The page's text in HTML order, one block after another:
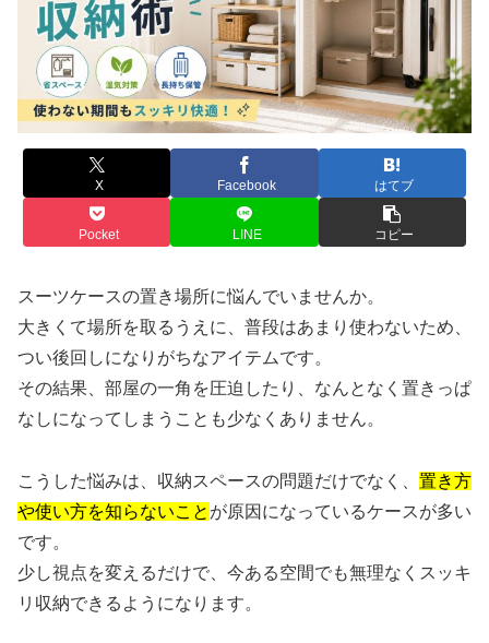
X Facebook はてブ
Pocket LINE コピー
スーツケースの置き場所に悩んでいませんか。
大きくて場所を取るうえに、普段はあまり使わないため、
つい後回しになりがちなアイテムです。
その結果、部屋の一角を圧迫したり、なんとなく置きっぱ
なしになってしまうことも少なくありません。
こうした悩みは、収納スペースの問題だけでなく、 置き方
や使い方を知らないこと が原因になっているケースが多い
です。
少し視点を変えるだけで、今ある空間でも無理なくスッキ
リ収納できるようになります。